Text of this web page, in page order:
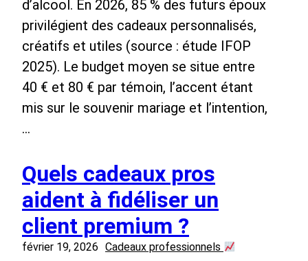
d’alcool. En 2026, 85 % des futurs époux
privilégient des cadeaux personnalisés,
créatifs et utiles (source : étude IFOP
2025). Le budget moyen se situe entre
40 € et 80 € par témoin, l’accent étant
mis sur le souvenir mariage et l’intention,
…
Quels cadeaux pros
aident à fidéliser un
client premium ?
février 19, 2026 Cadeaux professionnels